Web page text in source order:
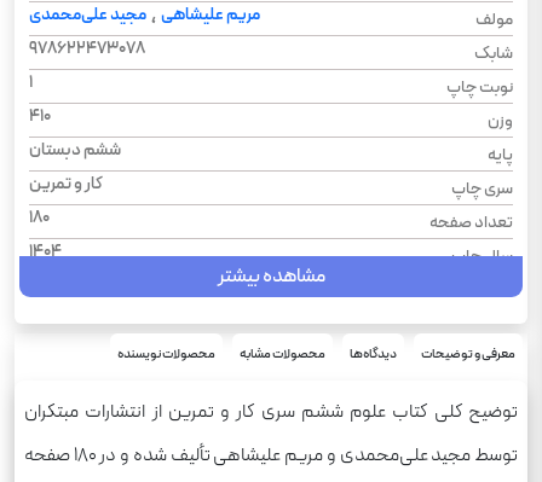
مولف
مریم علیشاهی ،مجید علی‌محمدی
شابک
978622473078
نوبت چاپ
1
وزن
410
پایه
ششم دبستان
سری چاپ
کار و تمرین
تعداد صفحه
180
سال چاپ
1404
قطع
رحلی
درس
مشاهده بیشتر
معرفی و توضیحات دیدگاه‌ها محصولات مشابه محصولات نویسنده
توضیح کلی کتاب علوم ششم سری کار و تمرین از انتشارات مبتکران
توسط مجید علی‌محمدی و مریم علیشاهی تألیف شده و در 180 صفحه